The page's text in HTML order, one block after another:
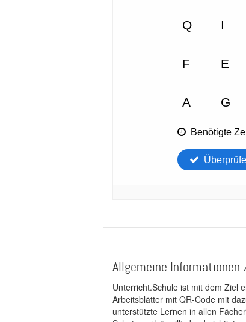
Allgemeine Informationen
Unterricht.Schule ist mit dem Ziel
Arbeitsblätter mit QR-Code mit
unterstützte Lernen in allen